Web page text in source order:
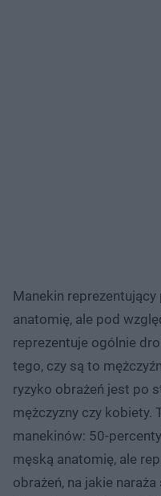
Manekin
anatomię, ale pod
reprezentuje ogólnie
tego, czy są to
ryzyko obrażeń jest po
mężczyzny czy kobiety.
manekinów: 50-
męską anatomię, ale
obrażeń, na jakie